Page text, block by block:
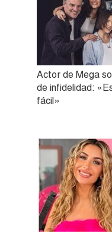
Actor de Mega
de infidelidad:
fácil»